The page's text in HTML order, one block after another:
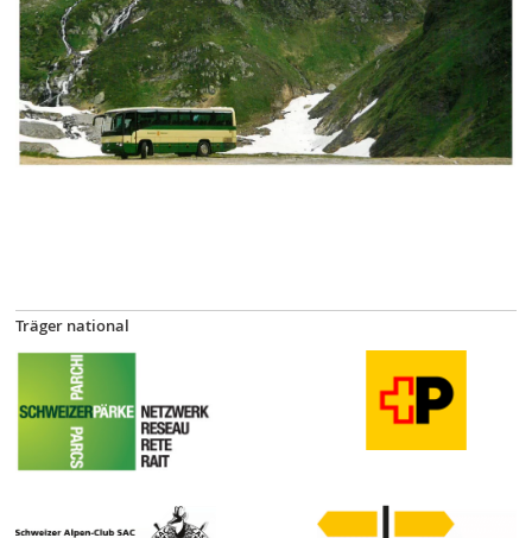
Träger national